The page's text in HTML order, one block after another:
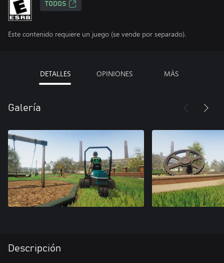
TODOS
Este contenido requiere un juego (se vende por separado).
DETALLES OPINIONES MÁS
Galería
Descripción